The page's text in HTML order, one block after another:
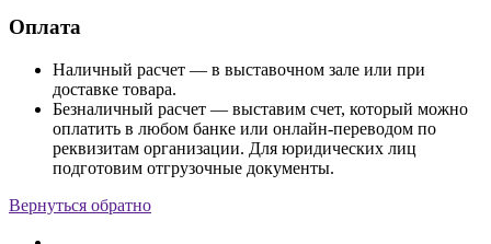
Оплата
Наличный расчет — в выставочном зале или при
доставке товара.
Безналичный расчет — выставим счет, который можно
оплатить в любом банке или онлайн-переводом по
реквизитам организации. Для юридических лиц
подготовим отгрузочные документы.
Вернуться обратно